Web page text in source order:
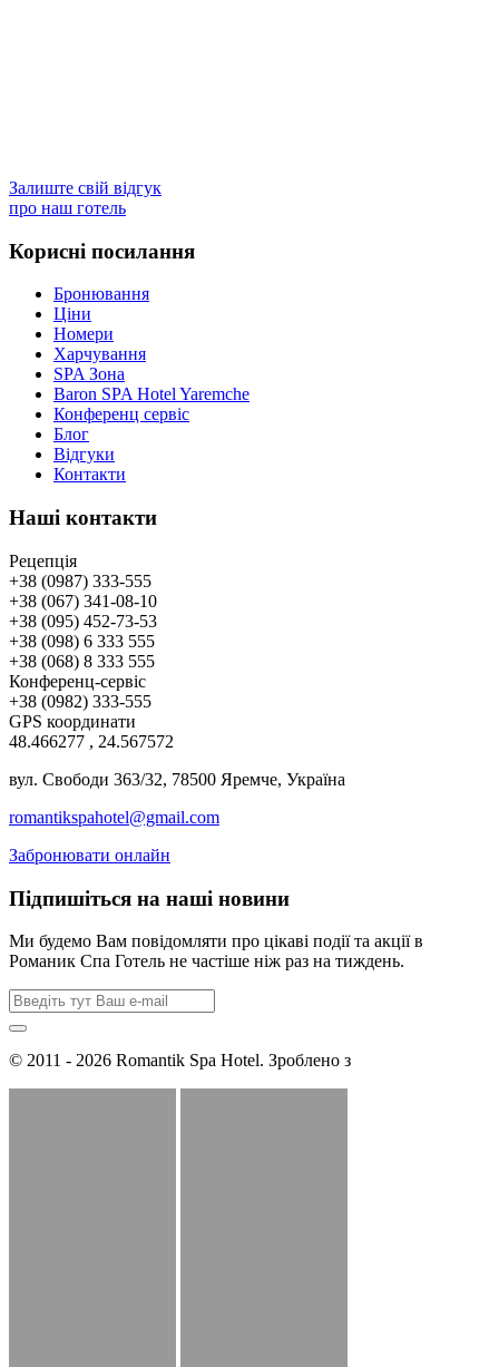
Залиште свій відгук
про наш готель
Корисні посилання
Бронювання
Ціни
Номери
Харчування
SPA Зона
Baron SPA Hotel Yaremche
Конференц сервіс
Блог
Відгуки
Контакти
Наші контакти
Рецепція
+38 (0987) 333-555
+38 (067) 341-08-10
+38 (095) 452-73-53
+38 (098) 6 333 555
+38 (068) 8 333 555
Конференц-сервіс
+38 (0982) 333-555
GPS координати
48.466277 , 24.567572
вул. Свободи 363/32, 78500 Яремче, Україна
romantikspahotel@gmail.com
Забронювати онлайн
Підпишіться на наші новини
Ми будемо Вам повідомляти про цікаві події та акції в
Романик Спа Готель не частіше ніж раз на тиждень.
© 2011 - 2026 Romantik Spa Hotel. Зроблено з